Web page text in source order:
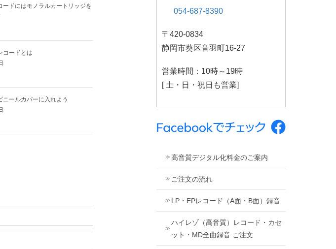
ードにはモノラルカートリッジを
コードとは
ニールカバーに入れよう
054-687-8390
〒420-0834
静岡市葵区音羽町16-27
営業時間：10時～19時
[ 土・日・祝日も営業]
高音質デジタル化料金のご案内
ご注文の流れ
LP・EPレコード（A面・B面）録音
ハイレゾ（高音質）レコード・カセ
ット・MD全曲録音 ご注文